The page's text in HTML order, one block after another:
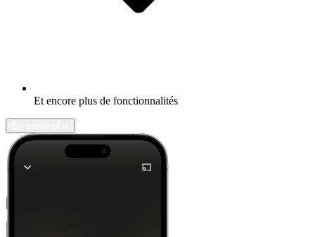
Et encore plus de fonctionnalités